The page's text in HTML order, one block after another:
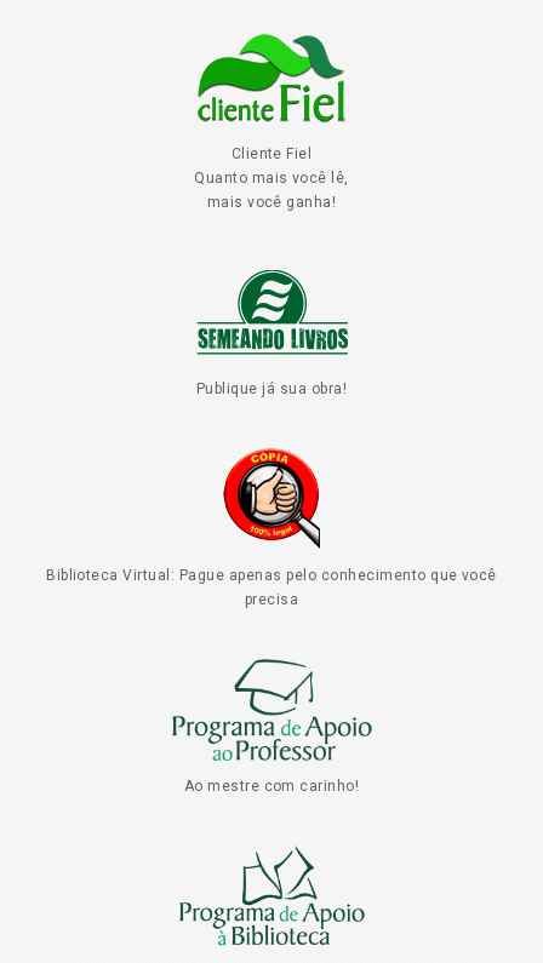
Cliente Fiel
Quanto mais você lê,
mais você ganha!
Publique já sua obra!
Biblioteca Virtual: Pague apenas pelo conhecimento que você
precisa
Ao mestre com carinho!